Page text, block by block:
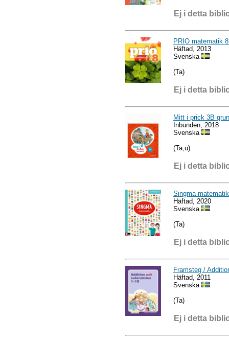
Ej i detta
PRIO matematik
Häftad, 2013
Svenska
(Ta)
Ej i detta
Mitt i prick 3B
Inbunden, 2018
Svenska
(Ta,u)
Ej i detta
Singma
Häftad, 2020
Svenska
(Ta)
Ej i detta
Framsteg /
Häftad, 2011
Svenska
(Ta)
Ej i detta